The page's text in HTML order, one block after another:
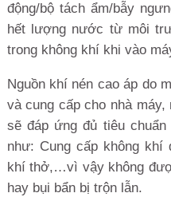
động/bộ tách ẩm/bẫy
hết lượng nước từ môi
trong không khí khi vào
Nguồn khí nén cao áp do
và cung cấp cho nhà
sẽ đáp ứng đủ tiêu
như: Cung cấp không khí
khí thở,…vì vậy không
hay bụi bẩn bị trộn lẫn.